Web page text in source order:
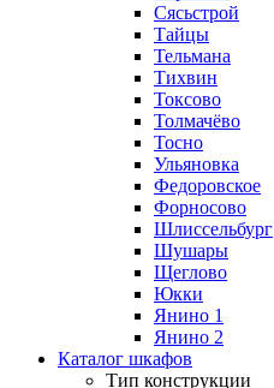
Сясьстрой
Тайцы
Тельмана
Тихвин
Токсово
Толмачёво
Тосно
Ульяновка
Федоровское
Форносово
Шлиссельбург
Шушары
Щеглово
Юкки
Янино 1
Янино 2
Каталог шкафов
Тип конструкции